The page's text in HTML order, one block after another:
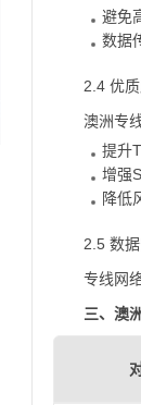
避免
数据
2.4 优
澳洲专
提升
增强
降低
2.5 数
专线网
三、澳